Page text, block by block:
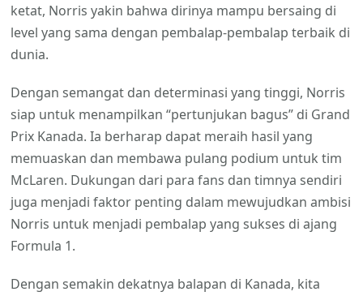
ketat, Norris yakin bahwa dirinya mampu bersaing di
level yang sama dengan pembalap-pembalap terbaik di
dunia.
Dengan semangat dan determinasi yang tinggi, Norris
siap untuk menampilkan “pertunjukan bagus” di Grand
Prix Kanada. Ia berharap dapat meraih hasil yang
memuaskan dan membawa pulang podium untuk tim
McLaren. Dukungan dari para fans dan timnya sendiri
juga menjadi faktor penting dalam mewujudkan ambisi
Norris untuk menjadi pembalap yang sukses di ajang
Formula 1.
Dengan semakin dekatnya balapan di Kanada, kita